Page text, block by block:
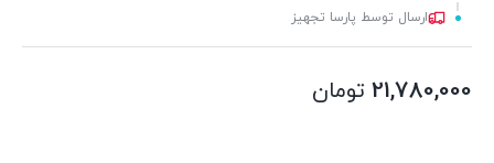
ارسال توسط پارسا تجهیز
21,780,000 تومان